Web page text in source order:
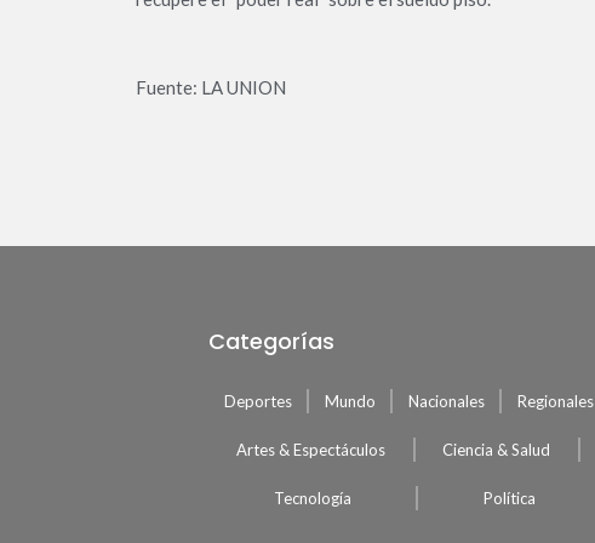
Fuente: LA UNION
Categorías
Deportes Mundo Nacionales Regionales
Artes & Espectáculos Ciencia & Salud
Tecnología Política